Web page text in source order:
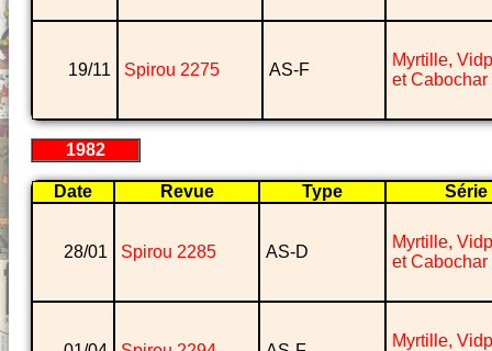
19/11 Spirou 2275 AS-F
Myrtille,
et Cabochar
1982
Date Revue Type Série
28/01 Spirou 2285 AS-D
Myrtille,
et Cabochar
Myrtille,